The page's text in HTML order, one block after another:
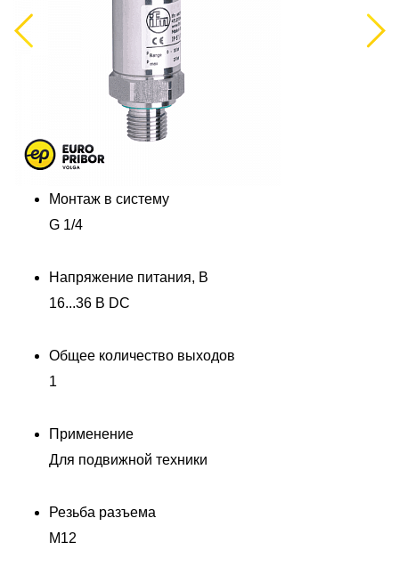
Previous
Монтаж в систему
G 1/4
Напряжение питания, В
16...36 В DC
Общее количество выходов
1
Применение
Для подвижной техники
Резьба разъема
M12
Next